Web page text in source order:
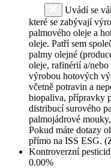
Uvádí se
které se zabývají
palmového oleje a
oleje. Patří sem
palmy olejné
oleje, rafinérií a/
výrobou hotových
včetně potravin a
biopaliva, přípravky
distribucí surového
palmojádrové
Pokud máte dotazy
přímo na ISS ESG.
Kontroverzní
0.00%